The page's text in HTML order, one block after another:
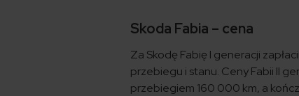
Skoda Fabia – cena
Za Skodę Fabię I generacji
przebiegu i stanu. Ceny Fabii II
przebiegiem 160 000 km, a